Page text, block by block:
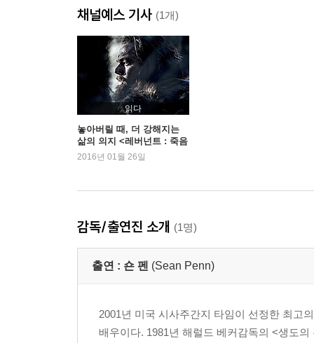
채널예스 기사 (1개)
읽다
놓아버릴 때, 더 강해지는
삶의 의지 <레버넌트 : 죽음
에서 돌아온 자>
2016년 01월 26일
감독/출연진 소개 (1명)
출연 : 숀 펜 (Sean Penn)
2001년 미국 시사주간지 타임이 선정한 최고
배우이다. 1981년 해럴드 베커감독의 <생도